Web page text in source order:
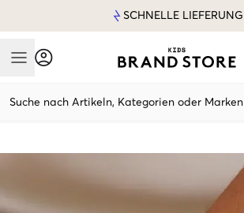
SCHNELLE LIEFERUNG
Mobile Menu
Suche nach Artikeln, Kategorien oder Marken